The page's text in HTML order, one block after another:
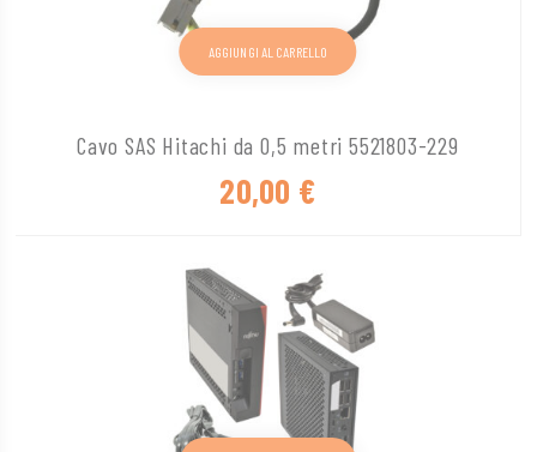
Cavo SAS Hitachi da 0,5 metri 5521803-229
20,00 €
AGGIUNGI AL CARRELLO